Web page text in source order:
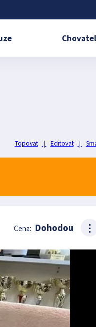
Topovat | Editovat |
Cena: Dohodou ⋮